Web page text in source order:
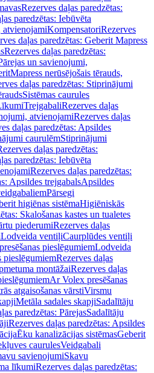
Rezerves daļas paredzētas:
paredzētas: Iebūvēta
atvienojamiKompensatoriRezerves
daļas paredzētas: Geberit Mapress
Rezerves daļas paredzētas:
un savienojumi,
nerūsējošais tērauds,
daļas paredzētas: Stiprinājumi
Sistēmas caurules
TrejgabaliRezerves daļas
atvienojamiRezerves daļas
daļas paredzētas: Apsildes
caurulēmStiprinājumi
daļas paredzētas:
paredzētas: Iebūvēta
Rezerves daļas paredzētas:
Apsildes trejgabalsApsildes
Pārsegi
higiēnas sistēmaHigiēniskās
Skalošanas kastes un tualetes
piederumiRezerves daļas
Lodveida ventiļiCaurplūdes ventiļi
pieslēgumiemLodveida
pieslēgumiemRezerves daļas
montāžaiRezerves daļas
Ar Volex presēšanas
atgaisošanas vārstiVirsmu
Metāla sadales skapjiSadalītāju
paredzētas: PārejasSadalītāju
Rezerves daļas paredzētas: Apsildes
Ēku kanalizācijas sistēmasGeberit
caurulesVeidgabali
savienojumiSkavu
līkumiRezerves daļas paredzētas: